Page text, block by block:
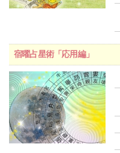
宿曜占星術「応用編」